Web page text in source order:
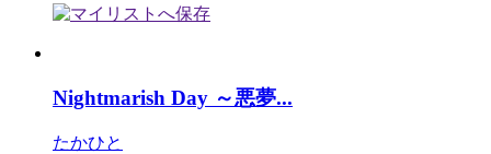
Nightmarish Day ～悪夢...
たかひと